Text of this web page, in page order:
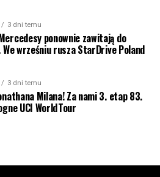
3 dni temu
ponownie zawitają do
We wrześniu rusza StarDrive Poland
3 dni temu
Milana! Za nami 3. etap 83.
UCI WorldTour